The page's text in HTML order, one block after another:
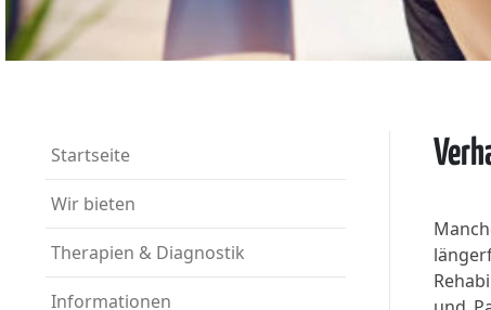
Startseite
Wir bieten
Therapien & Diagnostik
Informationen